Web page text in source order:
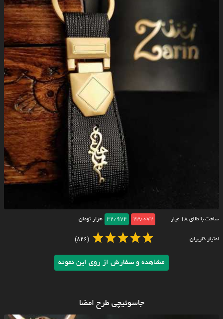
ساخت با طلای ۱۸ عیار 23/072
22/972 هزار تومان
امتیاز کاربران (826)
مشاهده و سفارش از روی این نمونه
جاسوئیچی طرح امضا